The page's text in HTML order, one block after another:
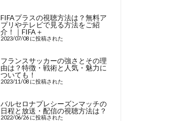
FIFAプラスの視聴方法は？無料ア
プリやテレビで見る方法をご紹
介！｜FIFA＋
2023/07/08 に投稿された
フランスサッカーの強さとその理
由は？特徴・戦術と人気・魅力に
ついても！
2023/11/08 に投稿された
バルセロナプレシーズンマッチの
日程と放送・配信の視聴方法は？
2022/06/26 に投稿された